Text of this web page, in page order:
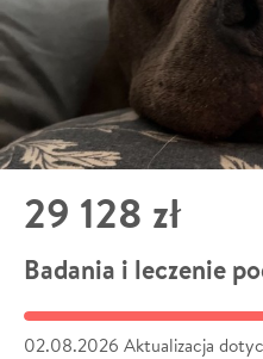
29 128 zł
Badania i leczenie
02.08.2026 Aktualizacja